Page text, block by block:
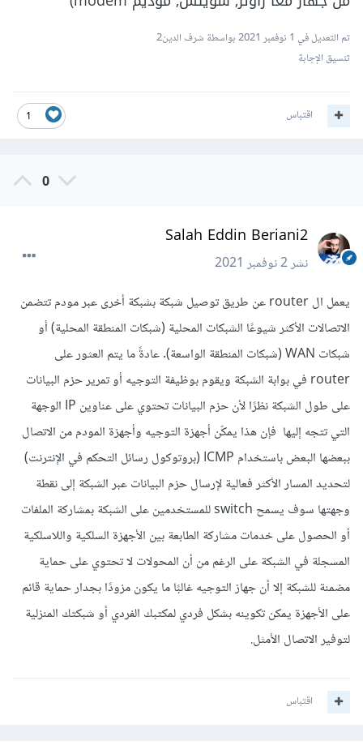
تم التعديل في 1 نوفمبر 2021
بواسطة شرف الدين2
تنسيق الإجابة
1 اقتباس
0
Salah Eddin Beriani2
نشر2 نوفمبر 2021
يعمل ال router عن طريق توصيل شبكة بشبكة أخرى عبر مودم تتضمن
الاتصالات الأكثر شيوعًا الشبكات المحلية (شبكات المنطقة المحلية) أو
شبكات WAN (شبكات المنطقة الواسعة). عادةً ما يتم العثور على
router في بوابة الشبكة ويقوم بوظيفة التوجيه أو تمرير حزم البيانات
على طول الشبكة نظرًا لأن حزم البيانات تحتوي على عناوين IP الوجهة
التي تتجه إليها فإن هذا يمكّن أجهزة التوجيه وأجهزة المودم من الاتصال
ببعضها البعض باستخدام ICMP (بروتوكول رسائل التحكم في الإنترنت)
لتحديد المسار الأكثر فعالية لإرسال حزم البيانات عبر الشبكة إلى نقطة
وجهتها سوف يسمح switch للمستخدمين على الشبكة بمشاركة الملفات
أو الحصول على خدمات مشاركة الطابعة بين الأجهزة السلكية واللاسلكية
المسجلة في الشبكة على الرغم من أن المحولات لا تحتوي على حماية
مضمنة للشبكة إلا أن جهاز التوجيه غالبًا ما يكون مزودًا بجدار حماية قائم
على الأجهزة يمكن تكوينه بشكل فردي لمكتبك الفردي أو شبكتك المنزلية
لتوفير الاتصال الأمثل.
اقتباس